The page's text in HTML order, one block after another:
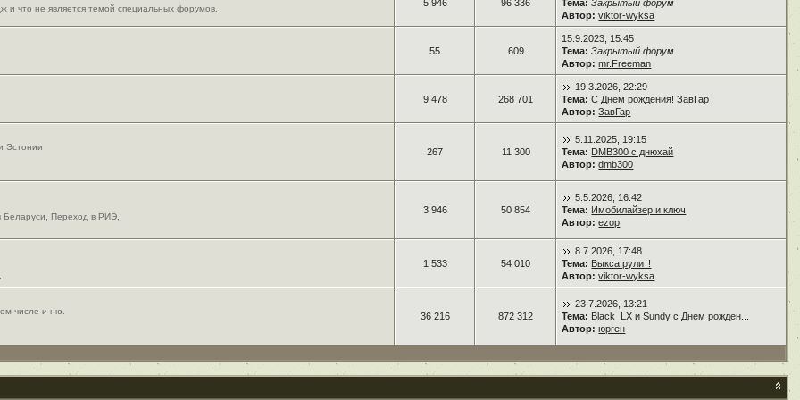
и что не является темой специальных форумов.
5 946 96 336 Тема: Закрытый форум
Автор: viktor-wyksa
55 609
15.9.2023, 15:45
Тема: Закрытый форум
Автор: mr.Freeman
9 478 268 701
19.3.2026, 22:29
Тема: С Днём рождения! ЗавГар
Автор: ЗавГар
Эстонии 267 11 300
5.11.2025, 19:15
Тема: DMB300 с днюхай
Автор: dmb300
Беларуси Переход в РИЭ
3 946 50 854
5.5.2026, 16:42
Тема: Имобилайзер и ключ
Автор: ezop
1 533 54 010
8.7.2026, 17:48
Тема: Выкса рулит!
Автор: viktor-wyksa
числе и ню. 36 216 872 312
23.7.2026, 13:21
Тема: Black_LX и Sundy с Днем рожден...
Автор: юрген